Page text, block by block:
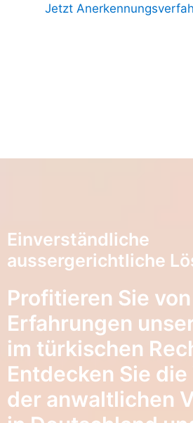
Jetzt
Einverständliche
aussergerichtliche
Profitieren Sie
Erfahrungen
im türkischen
Entdecken Sie
der anwaltlichen